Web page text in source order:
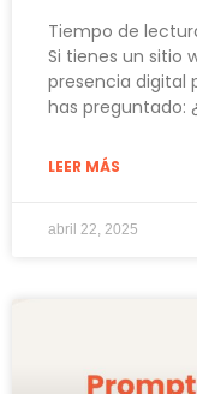
Tiempo de
Si tienes un sitio
presencia digital
has preguntado:
LEER MÁS
abril 22, 2025